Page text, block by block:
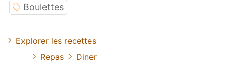
Boulettes
Explorer les recettes
Repas
Diner